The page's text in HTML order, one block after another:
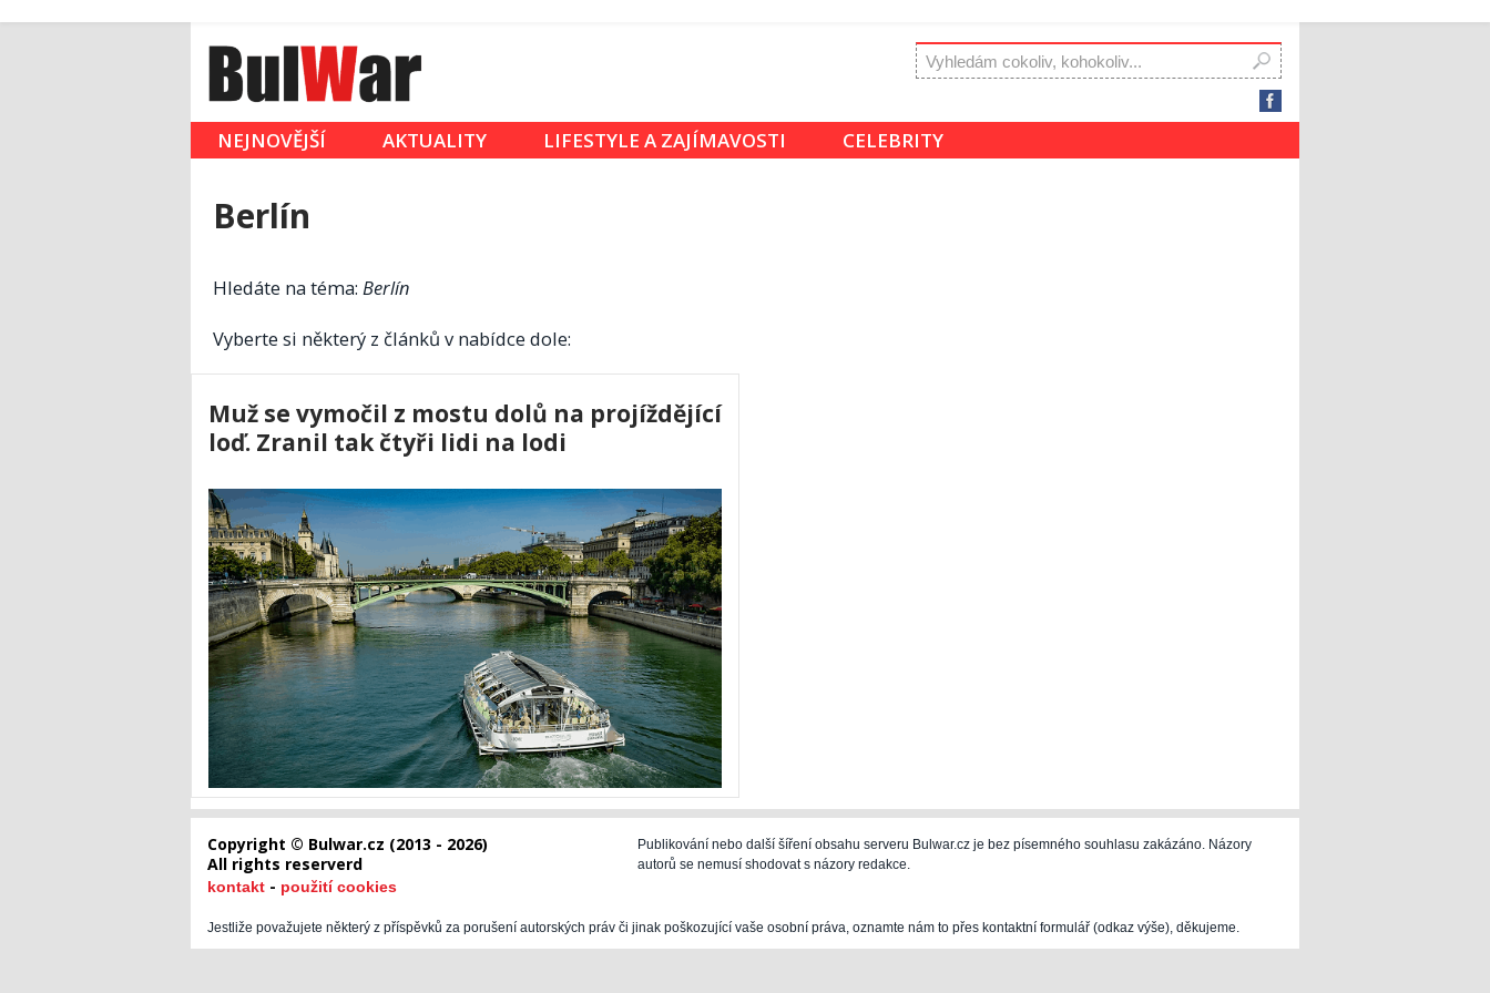
NEJNOVĚJŠÍ AKTUALITY LIFESTYLE A ZAJÍMAVOSTI CELEBRITY
Berlín
Hledáte na téma: Berlín
Vyberte si některý z článků v nabídce dole:
Muž se vymočil z mostu dolů na projíždějící
loď. Zranil tak čtyři lidi na lodi
Copyright © Bulwar.cz (2013 - 2026)
All rights reserverd
kontakt - použití cookies
Publikování nebo další šíření obsahu serveru Bulwar.cz je bez písemného souhlasu zakázáno. Názory
autorů se nemusí shodovat s názory redakce.
Jestliže považujete některý z příspěvků za porušení autorských práv či jinak poškozující vaše osobní práva, oznamte nám to přes kontaktní formulář (odkaz výše), děkujeme.